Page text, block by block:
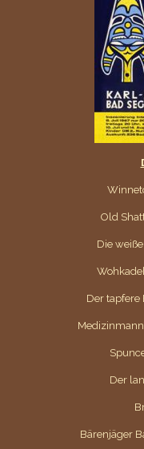
Old
Die
Der tapfere
Der
Bärenjäger